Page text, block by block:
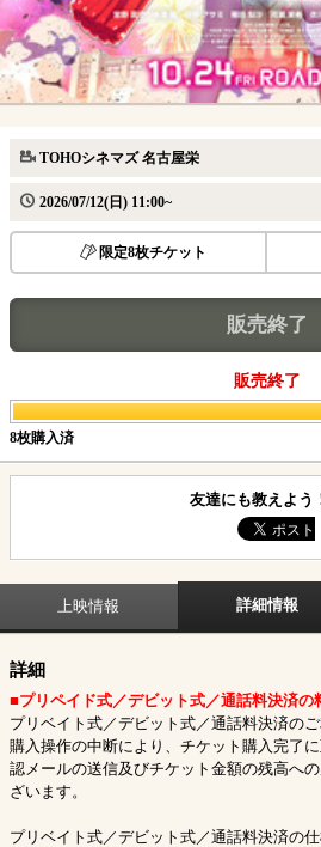
TOHOシネマズ 名古屋栄
2026/07/12(日) 11:00~
限定8枚チケット
販売終了
販売終了
8枚購入済
友達にも教えよう
上映情報 詳細情報
詳細
■プリペイド式／デビット式／通話料決済の
プリベイト式／デビット式／通話料決済の
購入操作の中断により、チケット購入完了
認メールの送信及びチケット金額の残高へ
ざいます。
プリベイト式／デビット式／通話料決済の